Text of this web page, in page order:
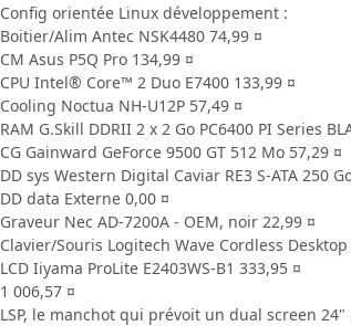
Config orientée Linux développement :
Boitier/Alim Antec NSK4480 74,99 ¤
CM Asus P5Q Pro 134,99 ¤
CPU Intel® Core™ 2 Duo E7400 133,99 ¤
Cooling Noctua NH-U12P 57,49 ¤
RAM G.Skill DDRII 2 x 2 Go PC6400 PI Series
CG Gainward GeForce 9500 GT 512 Mo 57,29 ¤
DD sys Western Digital Caviar RE3 S-ATA 250
DD data Externe 0,00 ¤
Graveur Nec AD-7200A - OEM, noir 22,99 ¤
Clavier/Souris Logitech Wave Cordless Desktop
LCD Iiyama ProLite E2403WS-B1 333,95 ¤
1 006,57 ¤
LSP, le manchot qui prévoit un dual screen